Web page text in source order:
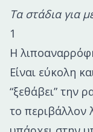
Τα στάδια για
1
Η
Είναι εύκολη
“ξεθάβει” την
το περιβάλλον